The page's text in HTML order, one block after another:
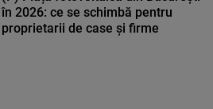
în 2026: ce se schimbă pentru
proprietarii de case și firme